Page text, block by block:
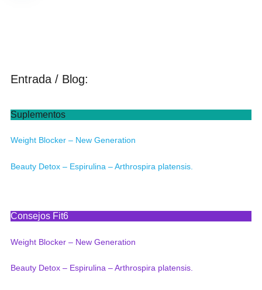
Entrada / Blog:
Suplementos
Weight Blocker – New Generation
Beauty Detox – Espirulina – Arthrospira platensis.
Consejos Fit6
Weight Blocker – New Generation
Beauty Detox – Espirulina – Arthrospira platensis.